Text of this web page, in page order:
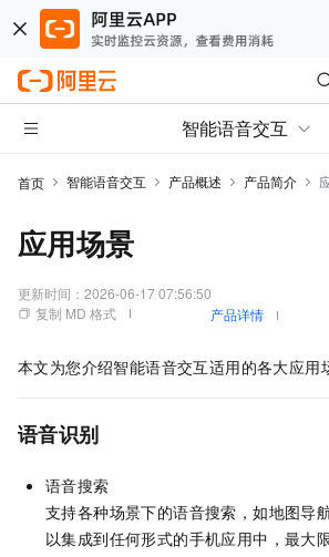
智能语音交互
首页 智能语音交互 产品概述 产品简介
应用场景
更新时间： 2026-06-17 07:56:50
复制 MD 格式
产品详情
本文为您介绍智能语音交互适用的各大应用
语音识别
语音搜索
支持各种场景下的语音搜索，如地图导
以集成到任何形式的手机应用中，最大